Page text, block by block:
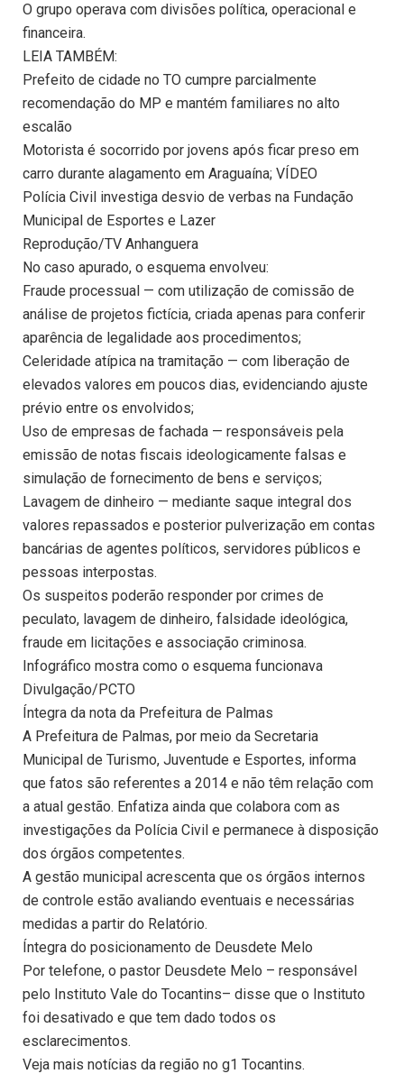
O grupo operava com divisões política, operacional e
financeira.
LEIA TAMBÉM:
Prefeito de cidade no TO cumpre parcialmente
recomendação do MP e mantém familiares no alto
escalão
Motorista é socorrido por jovens após ficar preso em
carro durante alagamento em Araguaína; VÍDEO
Polícia Civil investiga desvio de verbas na Fundação
Municipal de Esportes e Lazer
Reprodução/TV Anhanguera
No caso apurado, o esquema envolveu:
Fraude processual — com utilização de comissão de
análise de projetos fictícia, criada apenas para conferir
aparência de legalidade aos procedimentos;
Celeridade atípica na tramitação — com liberação de
elevados valores em poucos dias, evidenciando ajuste
prévio entre os envolvidos;
Uso de empresas de fachada — responsáveis pela
emissão de notas fiscais ideologicamente falsas e
simulação de fornecimento de bens e serviços;
Lavagem de dinheiro — mediante saque integral dos
valores repassados e posterior pulverização em contas
bancárias de agentes políticos, servidores públicos e
pessoas interpostas.
Os suspeitos poderão responder por crimes de
peculato, lavagem de dinheiro, falsidade ideológica,
fraude em licitações e associação criminosa.
Infográfico mostra como o esquema funcionava
Divulgação/PCTO
Íntegra da nota da Prefeitura de Palmas
A Prefeitura de Palmas, por meio da Secretaria
Municipal de Turismo, Juventude e Esportes, informa
que fatos são referentes a 2014 e não têm relação com
a atual gestão. Enfatiza ainda que colabora com as
investigações da Polícia Civil e permanece à disposição
dos órgãos competentes.
A gestão municipal acrescenta que os órgãos internos
de controle estão avaliando eventuais e necessárias
medidas a partir do Relatório.
Íntegra do posicionamento de Deusdete Melo
Por telefone, o pastor Deusdete Melo – responsável
pelo Instituto Vale do Tocantins– disse que o Instituto
foi desativado e que tem dado todos os
esclarecimentos.
Veja mais notícias da região no g1 Tocantins.